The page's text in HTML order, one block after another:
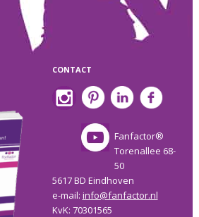
CONTACT
Fanfactor®
Torenallee 68-
50
5617 BD Eindhoven
e-mail: info@fanfactor.nl
KvK: 70301565